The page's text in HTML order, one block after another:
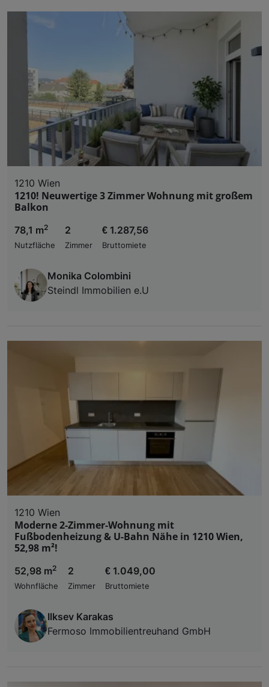
1210 Wien
1210! Neuwertige 3 Zimmer Wohnung mit großem
Balkon
78,1 m2
Nutzfläche
2
Zimmer
€ 1.287,56
Bruttomiete
Monika Colombini
Steindl Immobilien e.U
1210 Wien
Moderne 2-Zimmer-Wohnung mit
Fußbodenheizung & U-Bahn Nähe in 1210 Wien,
52,98 m²!
52,98 m2
Wohnfläche
2
Zimmer
€ 1.049,00
Bruttomiete
Ilksev Karakas
Fermoso Immobilientreuhand GmbH